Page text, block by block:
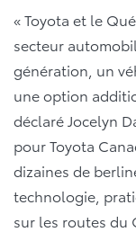
« Toyota et le
secteur
génération, un
une option
déclaré Jocelyn
pour Toyota
dizaines de
technologie,
sur les routes du